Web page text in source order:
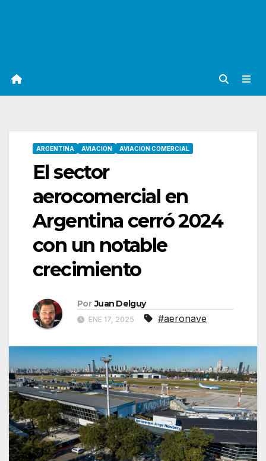
ARGENTINA AVIACION AVIACION COMERCIAL
El sector
aerocomercial en
Argentina cerró 2024
con un notable
crecimiento
Por Juan Delguy
ENE 17, 2025 #aeronave